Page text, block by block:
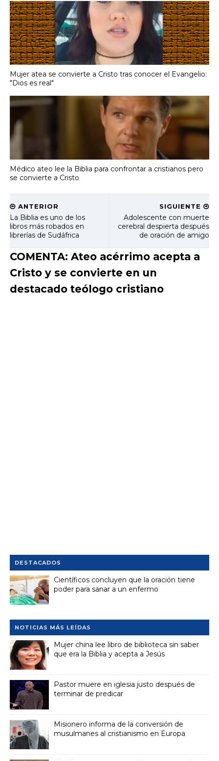
Mujer atea se convierte a Cristo tras conocer el Evangelio:
"Dios es real"
Médico ateo lee la Biblia para confrontar a cristianos pero
se convierte a Cristo
SIGUIENTE
Adolescente con muerte
cerebral despierta después
de oración de amigo
ANTERIOR
La Biblia es uno de los
libros más robados en
librerías de Sudáfrica
COMENTA: Ateo acérrimo acepta a
Cristo y se convierte en un
destacado teólogo cristiano
DESTACADOS
Científicos concluyen que la oración tiene
poder para sanar a un enfermo
NOTICIAS MÁS LEÍDAS
Mujer china lee libro de biblioteca sin saber
que era la Biblia y acepta a Jesús
Pastor muere en iglesia justo después de
terminar de predicar
Misionero informa de la conversión de
musulmanes al cristianismo en Europa